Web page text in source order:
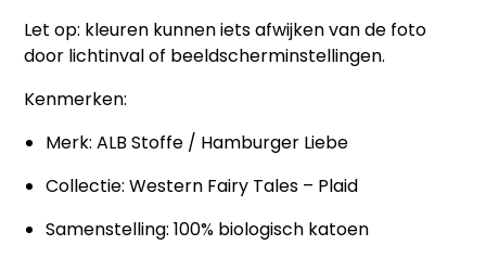
Let op: kleuren kunnen iets afwijken van de foto
door lichtinval of beeldscherminstellingen.
Kenmerken:
Merk: ALB Stoffe / Hamburger Liebe
Collectie: Western Fairy Tales – Plaid
Samenstelling: 100% biologisch katoen